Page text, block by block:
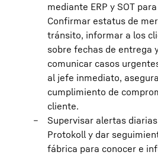
mediante ERP y SOT
Confirmar estatus de
tránsito, informar a los
sobre fechas de entrega
comunicar casos
al jefe inmediato,
cumplimiento de
cliente.
Supervisar alertas
Protokoll y dar
fábrica para conocer e